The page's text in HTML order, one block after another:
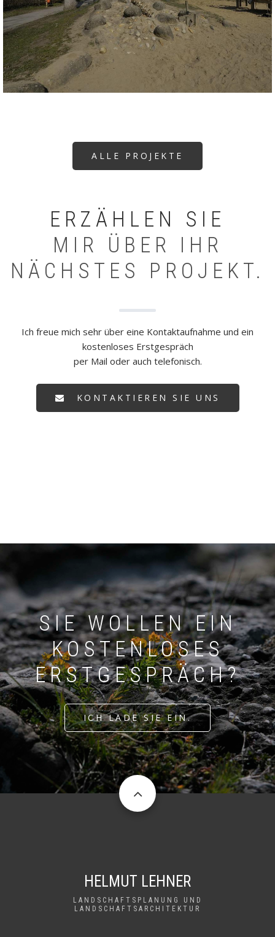
ALLE PROJEKTE
ERZÄHLEN SIE
MIR ÜBER IHR
NÄCHSTES PROJEKT.
Ich freue mich sehr über eine Kontaktaufnahme und ein
kostenloses Erstgespräch
per Mail oder auch telefonisch.
KONTAKTIEREN SIE UNS
SIE WOLLEN EIN
KOSTENLOSES
ERSTGESPRÄCH?
ICH LADE SIE EIN.
HELMUT LEHNER
LANDSCHAFTSPLANUNG UND
LANDSCHAFTSARCHITEKTUR